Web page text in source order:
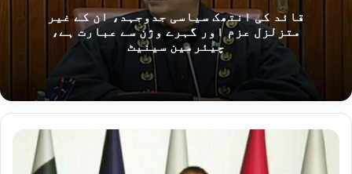
قائد کی انتھک سیاسی جدوجہد، ان کے غیر
متزلزل عزم اور گہرے وژن سے عبارت ہے،
چیئرمین سینیٹ
سانحہ9
مئی